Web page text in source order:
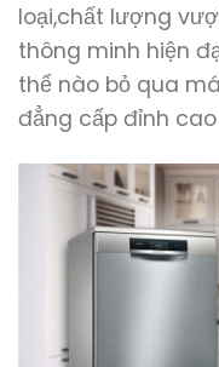
loại,chất lượng
thông minh hiện
thể nào bỏ qua
đẳng cấp đỉnh